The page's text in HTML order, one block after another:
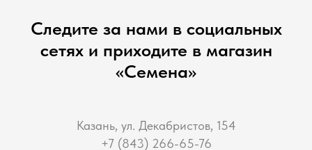
Следите за нами в социальных
сетях и приходите в магазин
«Семена»
Казань, ул. Декабристов, 154
+7 (843) 266-65-76